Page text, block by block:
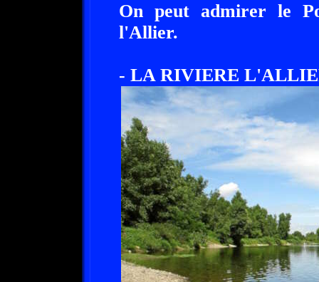
On peut admirer le
l'Allier.
- LA RIVIERE